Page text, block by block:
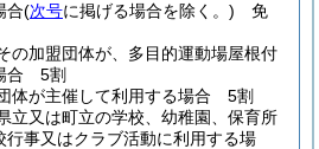
合(次号に掲げる場合を除く。) 免
の加盟団体が、多目的運動場屋根付
合 5割
体が主催して利用する場合 5割
立又は町立の学校、幼稚園、保育所
行事又はクラブ活動に利用する場